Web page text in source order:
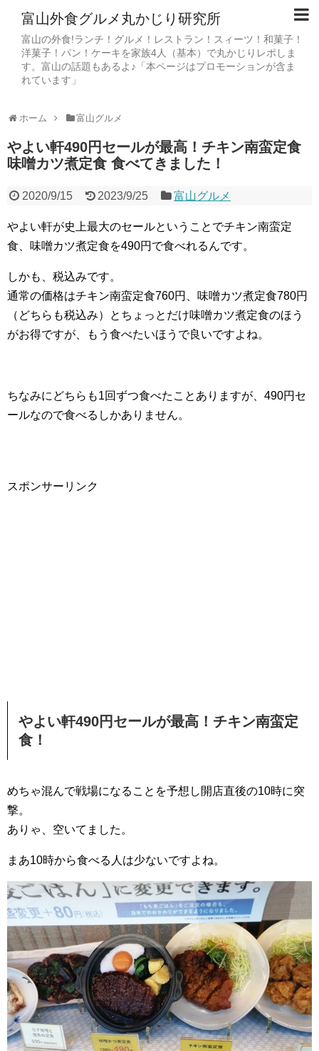
富山外食グルメ丸かじり研究所
富山の外食!ランチ！グルメ！レストラン！スィーツ！和菓子！
洋菓子！パン！ケーキを家族4人（基本）で丸かじりレポしま
す。富山の話題もあるよ♪「本ページはプロモーションが含ま
れています」
ホーム 富山グルメ
やよい軒490円セールが最高！チキン南蛮定食
味噌カツ煮定食 食べてきました！
2020/9/15 2023/9/25 富山グルメ
やよい軒が史上最大のセールということでチキン南蛮定
食、味噌カツ煮定食を490円で食べれるんです。
しかも、税込みです。
通常の価格はチキン南蛮定食760円、味噌カツ煮定食780円
（どちらも税込み）とちょっとだけ味噌カツ煮定食のほう
がお得ですが、もう食べたいほうで良いですよね。
ちなみにどちらも1回ずつ食べたことありますが、490円セ
ールなので食べるしかありません。
スポンサーリンク
やよい軒490円セールが最高！チキン南蛮定
食！
めちゃ混んで戦場になることを予想し開店直後の10時に突
撃。
ありゃ、空いてました。
まあ10時から食べる人は少ないですよね。